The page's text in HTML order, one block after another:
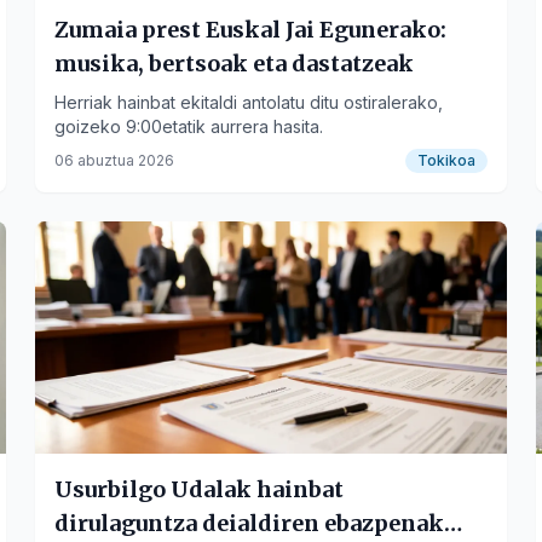
Zumaia prest Euskal Jai Egunerako:
musika, bertsoak eta dastatzeak
Herriak hainbat ekitaldi antolatu ditu ostiralerako,
goizeko 9:00etatik aurrera hasita.
06 abuztua 2026 Tokikoa
Usurbilgo Udalak hainbat
dirulaguntza deialdiren ebazpenak